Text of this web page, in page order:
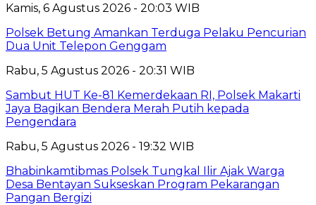
Kamis, 6 Agustus 2026 - 20:03 WIB
Polsek Betung Amankan Terduga Pelaku Pencurian
Dua Unit Telepon Genggam
Rabu, 5 Agustus 2026 - 20:31 WIB
Sambut HUT Ke-81 Kemerdekaan RI, Polsek Makarti
Jaya Bagikan Bendera Merah Putih kepada
Pengendara
Rabu, 5 Agustus 2026 - 19:32 WIB
Bhabinkamtibmas Polsek Tungkal Ilir Ajak Warga
Desa Bentayan Sukseskan Program Pekarangan
Pangan Bergizi